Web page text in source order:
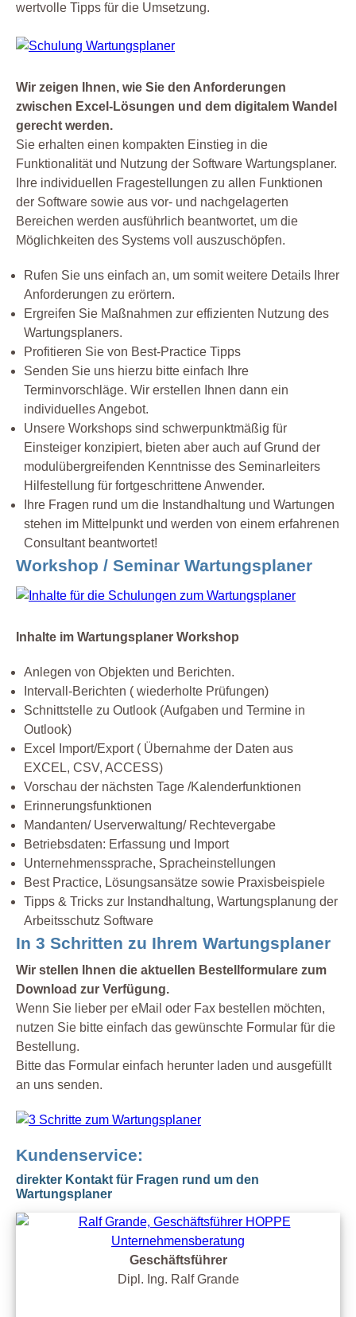
wertvolle Tipps für die Umsetzung.
Wir zeigen Ihnen, wie Sie den Anforderungen
zwischen Excel-Lösungen und dem digitalem Wandel
gerecht werden.
Sie erhalten einen kompakten Einstieg in die
Funktionalität und Nutzung der Software Wartungsplaner.
Ihre individuellen Fragestellungen zu allen Funktionen
der Software sowie aus vor- und nachgelagerten
Bereichen werden ausführlich beantwortet, um die
Möglichkeiten des Systems voll auszuschöpfen.
Rufen Sie uns einfach an, um somit weitere Details Ihrer
Anforderungen zu erörtern.
Ergreifen Sie Maßnahmen zur effizienten Nutzung des
Wartungsplaners.
Profitieren Sie von Best-Practice Tipps
Senden Sie uns hierzu bitte einfach Ihre
Terminvorschläge. Wir erstellen Ihnen dann ein
individuelles Angebot.
Unsere Workshops sind schwerpunktmäßig für
Einsteiger konzipiert, bieten aber auch auf Grund der
modulübergreifenden Kenntnisse des Seminarleiters
Hilfestellung für fortgeschrittene Anwender.
Ihre Fragen rund um die Instandhaltung und Wartungen
stehen im Mittelpunkt und werden von einem erfahrenen
Consultant beantwortet!
Workshop / Seminar Wartungsplaner
Inhalte im Wartungsplaner Workshop
Anlegen von Objekten und Berichten.
Intervall-Berichten ( wiederholte Prüfungen)
Schnittstelle zu Outlook (Aufgaben und Termine in
Outlook)
Excel Import/Export ( Übernahme der Daten aus
EXCEL, CSV, ACCESS)
Vorschau der nächsten Tage /Kalenderfunktionen
Erinnerungsfunktionen
Mandanten/ Userverwaltung/ Rechtevergabe
Betriebsdaten: Erfassung und Import
Unternehmenssprache, Spracheinstellungen
Best Practice, Lösungsansätze sowie Praxisbeispiele
Tipps & Tricks zur Instandhaltung, Wartungsplanung der
Arbeitsschutz Software
In 3 Schritten zu Ihrem Wartungsplaner
Wir stellen Ihnen die aktuellen Bestellformulare zum
Download zur Verfügung.
Wenn Sie lieber per eMail oder Fax bestellen möchten,
nutzen Sie bitte einfach das gewünschte Formular für die
Bestellung.
Bitte das Formular einfach herunter laden und ausgefüllt
an uns senden.
Kundenservice:
direkter Kontakt für Fragen rund um den
Wartungsplaner
Geschäftsführer
Dipl. Ing. Ralf Grande